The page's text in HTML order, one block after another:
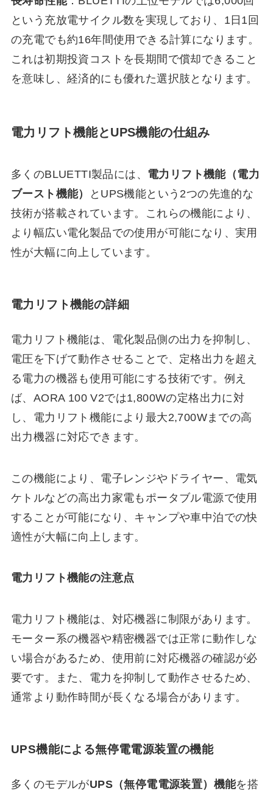
という充放電サイクル数を実現しており、1日1回
の充電でも約16年間使用できる計算になります。
これは初期投資コストを長期間で償却できること
を意味し、経済的にも優れた選択肢となります。
電力リフト機能とUPS機能の仕組み
多くのBLUETTI製品には、 電力リフト機能（電力
ブースト機能）
とUPS機能という2つの先進的な
技術が搭載されています。これらの機能により、
より幅広い電化製品での使用が可能になり、実用
性が大幅に向上しています。
電力リフト機能の詳細
電力リフト機能は、電化製品側の出力を抑制し、
電圧を下げて動作させることで、定格出力を超え
る電力の機器も使用可能にする技術です。例え
ば、AORA 100 V2では1,800Wの定格出力に対
し、電力リフト機能により最大2,700Wまでの高
出力機器に対応できます。
この機能により、電子レンジやドライヤー、電気
ケトルなどの高出力家電もポータブル電源で使用
することが可能になり、キャンプや車中泊での快
適性が大幅に向上します。
電力リフト機能の注意点
電力リフト機能は、対応機器に制限があります。
モーター系の機器や精密機器では正常に動作しな
い場合があるため、使用前に対応機器の確認が必
要です。また、電力を抑制して動作させるため、
通常より動作時間が長くなる場合があります。
UPS機能による無停電電源装置の機能
多くのモデルがUPS（無停電電源装置）機能を搭